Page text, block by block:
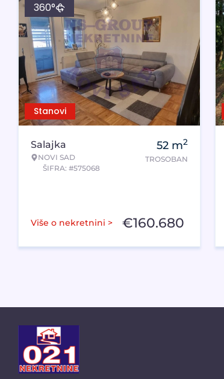
Stanovi
360°
Salajka
NOVI SAD
ŠIFRA: #575068
52 m2
TROSOBAN
Više o nekretnini > €160.680